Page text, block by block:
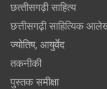
छत्‍तीसगढ़ी साहित्‍य
छत्तीसगढ़ी साहित्यिक
ज्योतिष, आयुर्वेद
तकनीकी
पुस्‍तक समीक्षा